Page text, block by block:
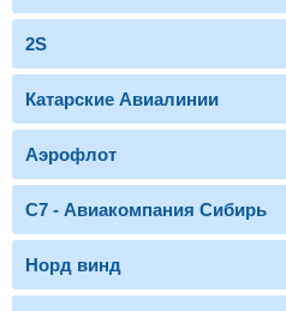
2S
Катарские Авиалинии
Аэрофлот
С7 - Авиакомпания Сибирь
Норд винд